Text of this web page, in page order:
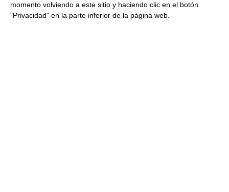
momento volviendo a este sitio y haciendo clic en el botón
"Privacidad" en la parte inferior de la página web.
Postre helado de Pistacho con Frambuesa 130Gr 12Uds